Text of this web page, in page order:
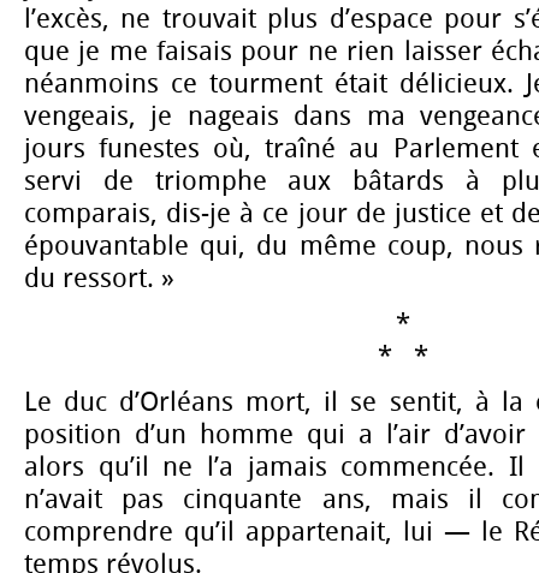
l’excès, ne trouvait plus d’espace pour
que je me faisais pour ne rien laisser
néanmoins ce tourment était délicieux.
vengeais, je nageais dans ma
jours funestes où, traîné au Parlement
servi de triomphe aux bâtards à
comparais, dis-je à ce jour de justice et
épouvantable qui, du même coup,
du ressort. »
*
* *
Le duc d’Orléans mort, il se sentit, à la
position d’un homme qui a l’air
alors qu’il ne l’a jamais commencée.
n’avait pas cinquante ans, mais il
comprendre qu’il appartenait, lui — le
temps révolus.